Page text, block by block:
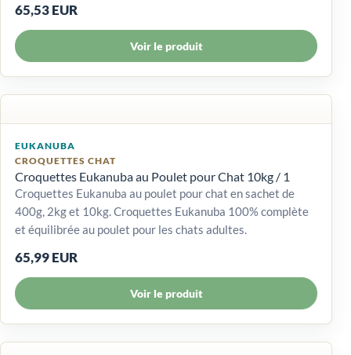
65,53 EUR
Voir le produit
EUKANUBA
CROQUETTES CHAT
Croquettes Eukanuba au Poulet pour Chat 10kg / 1
Croquettes Eukanuba au poulet pour chat en sachet de
400g, 2kg et 10kg. Croquettes Eukanuba 100% complète
et équilibrée au poulet pour les chats adultes.
65,99 EUR
Voir le produit